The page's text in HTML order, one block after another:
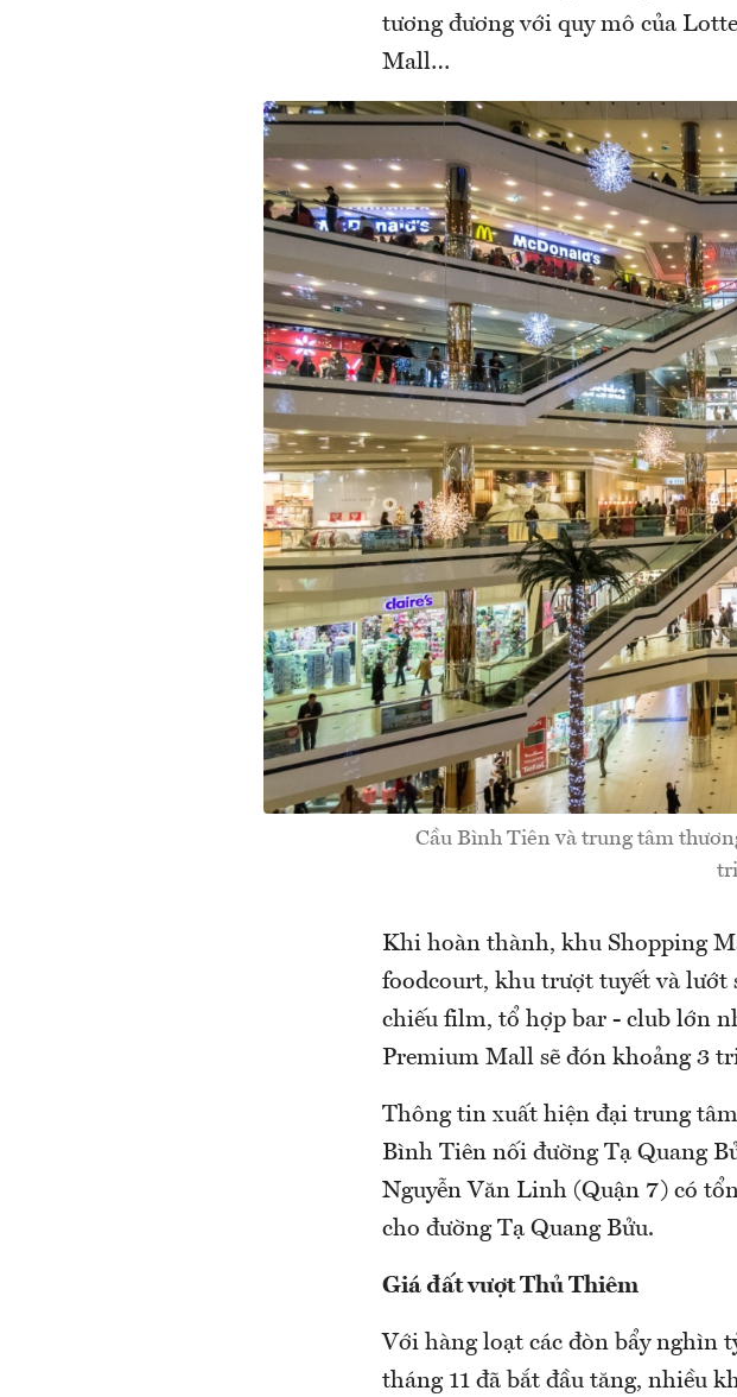
tương đương với quy mô của
Mall…
Cầu Bình Tiên và trung tâm
Khi hoàn thành, khu Shopping
foodcourt, khu trượt tuyết và
chiếu film, tổ hợp bar - club lớn
Premium Mall sẽ đón khoảng 3
Thông tin xuất hiện đại trung
Bình Tiên nối đường Tạ Quang
Nguyễn Văn Linh (Quận 7) có
cho đường Tạ Quang Bửu.
Giá đất vượt Thủ Thiêm
Với hàng loạt các đòn bẩy nghìn
tháng 11 đã bắt đầu tăng, nhiều